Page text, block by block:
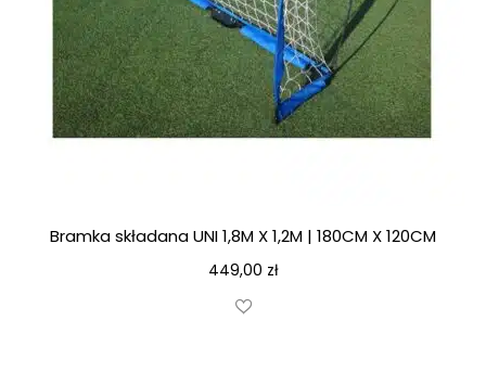
Bramka składana UNI 1,8M X 1,2M | 180CM X 120CM
449,00 zł